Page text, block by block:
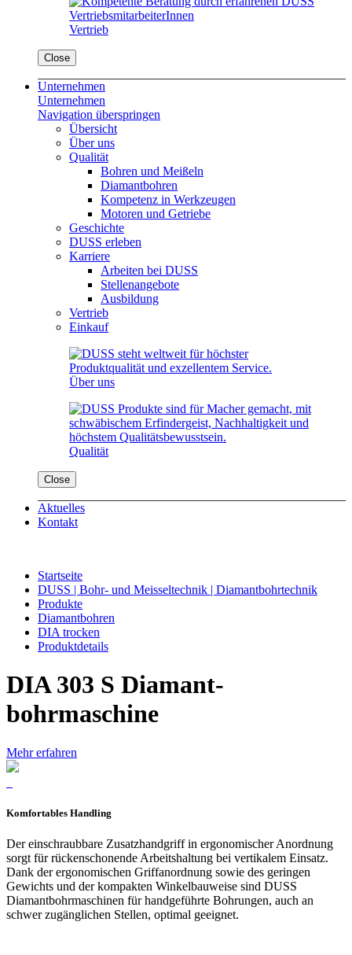
Vertrieb
Close
Unternehmen
Unternehmen
Navigation überspringen
Übersicht
Über uns
Qualität
Bohren und Meißeln
Diamantbohren
Kompetenz in Werkzeugen
Motoren und Getriebe
Geschichte
DUSS erleben
Karriere
Arbeiten bei DUSS
Stellenangebote
Ausbildung
Vertrieb
Einkauf
Über uns
Qualität
Close
Aktuelles
Kontakt
Startseite
DUSS | Bohr- und Meisseltechnik | Diamantbohrtechnik
Produkte
Diamantbohren
DIA trocken
Produktdetails
DIA 303 S Diamant­
bohrmaschine
Mehr erfahren
Komfortables Handling
Der einschraubbare Zusatzhandgriff in ergonomischer Anordnung
sorgt für rückenschonende Arbeitshaltung bei vertikalem Einsatz.
Dank der ergonomischen Griffanordnung sowie des geringen
Gewichts und der kompakten Winkelbauweise sind DUSS
Diamantbohrmaschinen für handgeführte Bohrungen, auch an
schwer zugänglichen Stellen, optimal geeignet.